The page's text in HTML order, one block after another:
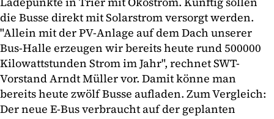
die Busse direkt mit Solarstrom versorgt werden.
"Allein mit der PV-Anlage auf dem Dach unserer
Bus-Halle erzeugen wir bereits heute rund 500000
Kilowattstunden Strom im Jahr", rechnet SWT-
Vorstand Arndt Müller vor. Damit könne man
bereits heute zwölf Busse aufladen. Zum Vergleich:
Der neue E-Bus verbraucht auf der geplanten